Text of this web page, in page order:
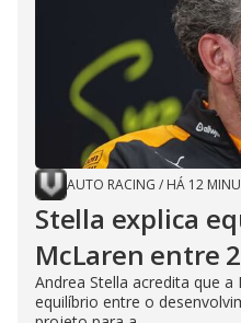
AUTO RACING / HÁ 12
Stella explica
McLaren entre
Andrea Stella acredita que
equilíbrio entre o